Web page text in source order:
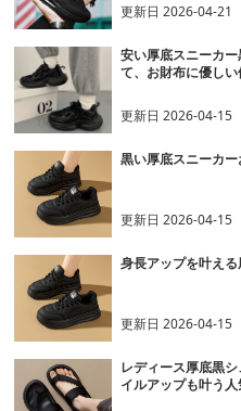
更新日2026-04-21
安い厚底スニーカ
て、お財布に優し
更新日2026-04-15
黒い厚底スニーカ
更新日2026-04-15
身長アップを叶え
更新日2026-04-15
レディース厚底黒
イルアップも叶う